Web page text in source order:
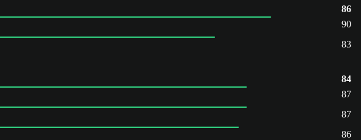
86
90
83
84
87
87
86